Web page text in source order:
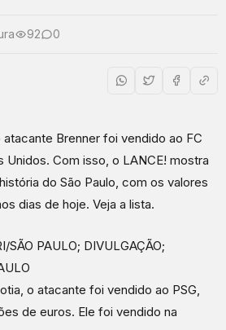
92 0
atacante Brenner foi vendido ao FC
Unidos. Com isso, o LANCE! mostra
do São Paulo, com os valores
dias de hoje. Veja a lista.
SÃO PAULO; DIVULGAÇÃO;
o atacante foi vendido ao PSG,
de euros. Ele foi vendido na